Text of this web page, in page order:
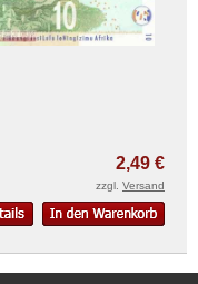
2,49 €
zzgl. Versand